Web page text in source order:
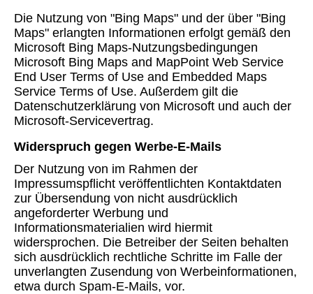
Die Nutzung von "Bing Maps" und der über "Bing
Maps" erlangten Informationen erfolgt gemäß den
Microsoft Bing Maps-Nutzungsbedingungen
Microsoft Bing Maps and MapPoint Web Service
End User Terms of Use and Embedded Maps
Service Terms of Use. Außerdem gilt die
Datenschutzerklärung von Microsoft und auch der
Microsoft-Servicevertrag.
Widerspruch gegen Werbe-E-Mails
Der Nutzung von im Rahmen der
Impressumspflicht veröffentlichten Kontaktdaten
zur Übersendung von nicht ausdrücklich
angeforderter Werbung und
Informationsmaterialien wird hiermit
widersprochen. Die Betreiber der Seiten behalten
sich ausdrücklich rechtliche Schritte im Falle der
unverlangten Zusendung von Werbeinformationen,
etwa durch Spam-E-Mails, vor.